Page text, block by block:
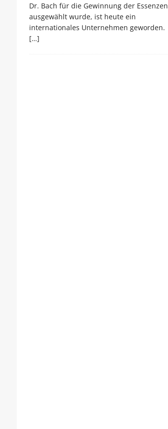
Dr. Bach für die Gewinnung der Essenzen
ausgewählt wurde, ist heute ein
internationales Unternehmen geworden.
[…]